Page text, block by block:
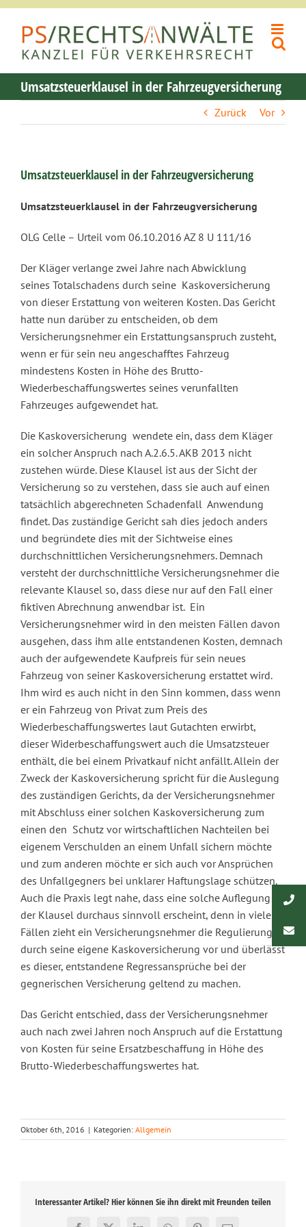
Inhalt
springen
Umsatzsteuerklausel in der Fahrzeugversicherung
Zurück Vor
Umsatzsteuerklausel in der Fahrzeugversicherung
Umsatzsteuerklausel in der Fahrzeugversicherung
OLG Celle – Urteil vom 06.10.2016 AZ 8 U 111/16
Der Kläger verlange zwei Jahre nach Abwicklung
seines Totalschadens durch seine Kaskoversicherung
von dieser Erstattung von weiteren Kosten. Das Gericht
hatte nun darüber zu entscheiden, ob dem
Versicherungsnehmer ein Erstattungsanspruch zusteht,
wenn er für sein neu angeschafftes Fahrzeug
mindestens Kosten in Höhe des Brutto-
Wiederbeschaffungswertes seines verunfallten
Fahrzeuges aufgewendet hat.
Die Kaskoversicherung wendete ein, dass dem Kläger
ein solcher Anspruch nach A.2.6.5. AKB 2013 nicht
zustehen würde. Diese Klausel ist aus der Sicht der
Versicherung so zu verstehen, dass sie auch auf einen
tatsächlich abgerechneten Schadenfall Anwendung
findet. Das zuständige Gericht sah dies jedoch anders
und begründete dies mit der Sichtweise eines
durchschnittlichen Versicherungsnehmers. Demnach
versteht der durchschnittliche Versicherungsnehmer die
relevante Klausel so, dass diese nur auf den Fall einer
fiktiven Abrechnung anwendbar ist. Ein
Versicherungsnehmer wird in den meisten Fällen davon
ausgehen, dass ihm alle entstandenen Kosten, demnach
auch der aufgewendete Kaufpreis für sein neues
Fahrzeug von seiner Kaskoversicherung erstattet wird.
Ihm wird es auch nicht in den Sinn kommen, dass wenn
er ein Fahrzeug von Privat zum Preis des
Wiederbeschaffungswertes laut Gutachten erwirbt,
dieser Widerbeschaffungswert auch die Umsatzsteuer
enthält, die bei einem Privatkauf nicht anfällt. Allein der
Zweck der Kaskoversicherung spricht für die Auslegung
des zuständigen Gerichts, da der Versicherungsnehmer
mit Abschluss einer solchen Kaskoversicherung zum
einen den Schutz vor wirtschaftlichen Nachteilen bei
eigenem Verschulden an einem Unfall sichern möchte
und zum anderen möchte er sich auch vor Ansprüchen
des Unfallgegners bei unklarer Haftungslage schützen.
Auch die Praxis legt nahe, dass eine solche Auflegung
der Klausel durchaus sinnvoll erscheint, denn in vielen
Fällen zieht ein Versicherungsnehmer die Regulierung
durch seine eigene Kaskoversicherung vor und überlässt
es dieser, entstandene Regressansprüche bei der
gegnerischen Versicherung geltend zu machen.
Das Gericht entschied, dass der Versicherungsnehmer
auch nach zwei Jahren noch Anspruch auf die Erstattung
von Kosten für seine Ersatzbeschaffung in Höhe des
Brutto-Wiederbeschaffungswertes hat.
Oktober 6th, 2016 | Kategorien: Allgemein
Interessanter Artikel? Hier können Sie ihn direkt mit Freunden teilen